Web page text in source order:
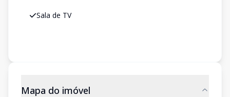
Sala de TV
Mapa do imóvel